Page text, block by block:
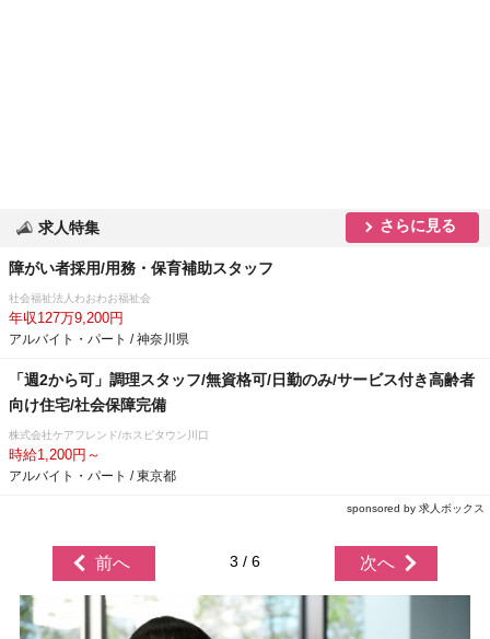
求人特集 さらに見る
障がい者採用/用務・保育補助スタッフ
社会福祉法人わおわお福祉会
年収127万9,200円
アルバイト・パート / 神奈川県
「週2から可」調理スタッフ/無資格可/日勤のみ/サービス付き高齢者
向け住宅/社会保障完備
株式会社ケアフレンド/ホスピタウン川口
時給1,200円～
アルバイト・パート / 東京都
sponsored by 求人ボックス
前へ 3 / 6 次へ